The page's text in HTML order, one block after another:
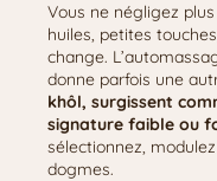
Vous ne négligez
huiles, petites
change.
donne parfois une
khôl, surgissent
signature faible ou
sélectionnez,
dogmes.